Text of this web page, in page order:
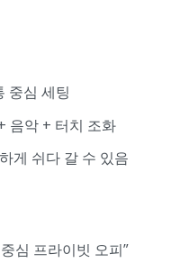
중심 세팅
음악 + 터치 조화
게 쉬다 갈 수 있음
심 프라이빗 오피”